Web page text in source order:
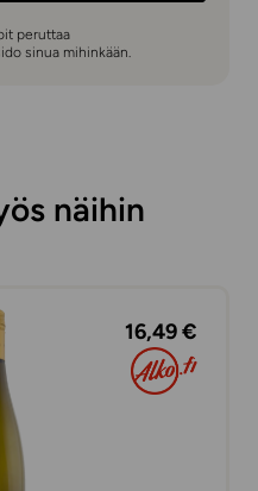
peruttaa
sinua mihinkään.
näihin
16,49 €